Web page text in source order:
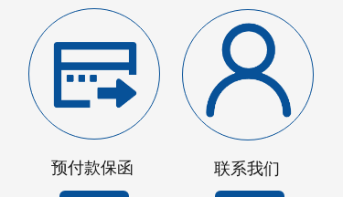
预付款保函 联系我们